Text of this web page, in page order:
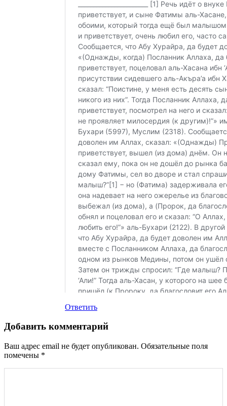
Ответить
Добавить комментарий
Ваш адрес email не будет опубликован. Обязательные поля
помечены *